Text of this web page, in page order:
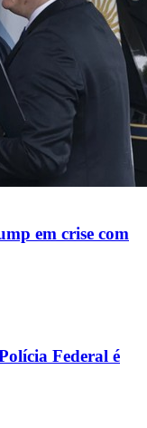
em crise com
Federal é